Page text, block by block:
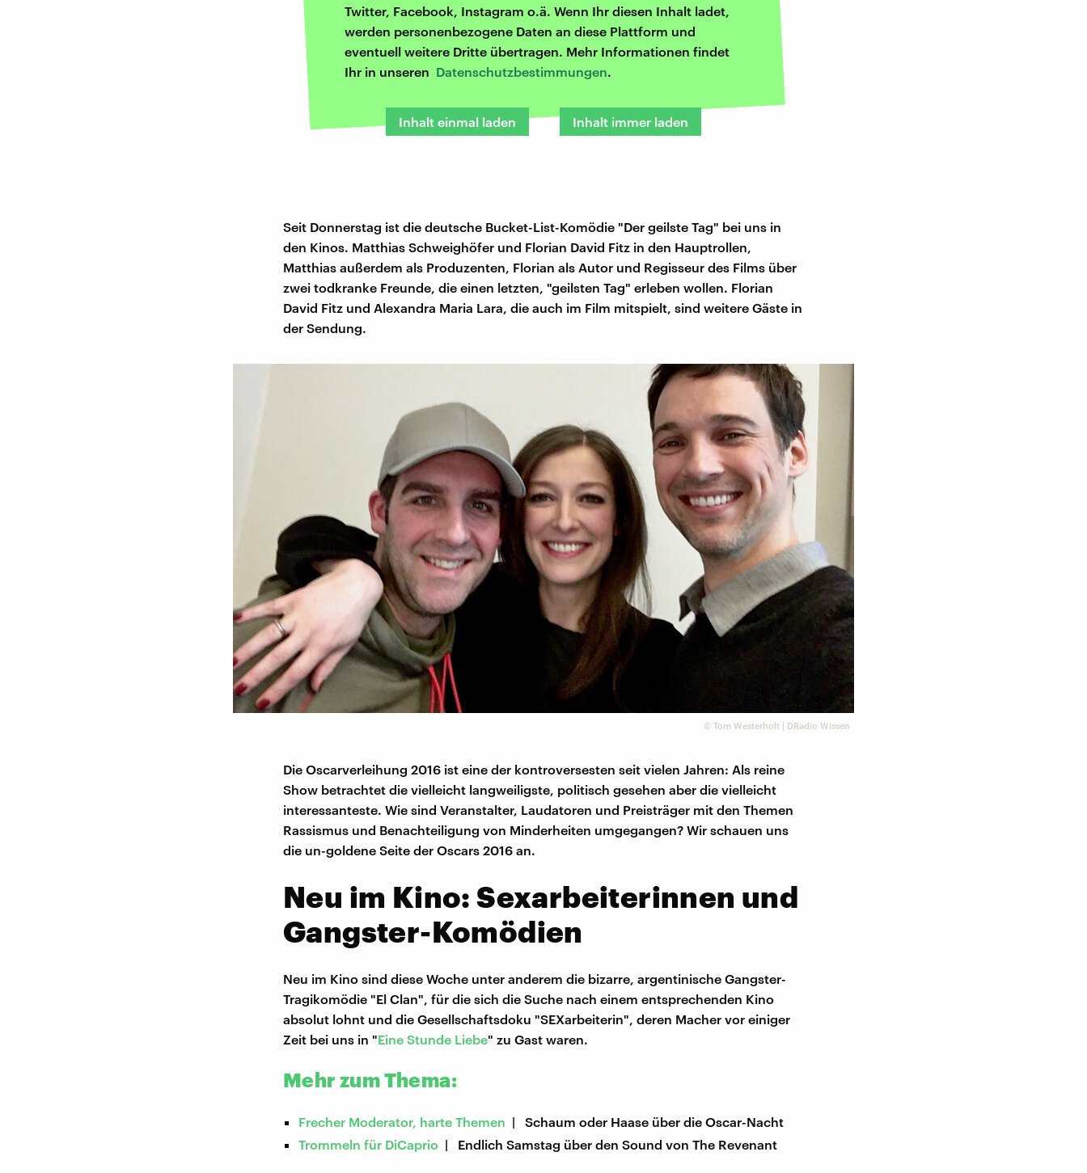
Twitter, Facebook, Instagram o.ä. Wenn Ihr diesen Inhalt ladet,
werden personenbezogene Daten an diese Plattform und
eventuell weitere Dritte übertragen. Mehr Informationen findet
Ihr in unseren Datenschutzbestimmungen.
Inhalt einmal laden Inhalt immer laden
Seit Donnerstag ist die deutsche Bucket-List-Komödie "Der geilste Tag" bei uns in
den Kinos. Matthias Schweighöfer und Florian David Fitz in den Hauptrollen,
Matthias außerdem als Produzenten, Florian als Autor und Regisseur des Films über
zwei todkranke Freunde, die einen letzten, "geilsten Tag" erleben wollen. Florian
David Fitz und Alexandra Maria Lara, die auch im Film mitspielt, sind weitere Gäste in
der Sendung.
© Tom Westerholt | DRadio Wissen
Die Oscarverleihung 2016 ist eine der kontroversesten seit vielen Jahren: Als reine
Show betrachtet die vielleicht langweiligste, politisch gesehen aber die vielleicht
interessanteste. Wie sind Veranstalter, Laudatoren und Preisträger mit den Themen
Rassismus und Benachteiligung von Minderheiten umgegangen? Wir schauen uns
die un-goldene Seite der Oscars 2016 an.
Neu im Kino: Sexarbeiterinnen und
Gangster-Komödien
Neu im Kino sind diese Woche unter anderem die bizarre, argentinische Gangster-
Tragikomödie "El Clan", für die sich die Suche nach einem entsprechenden Kino
absolut lohnt und die Gesellschaftsdoku "SEXarbeiterin", deren Macher vor einiger
Zeit bei uns in "Eine Stunde Liebe" zu Gast waren.
Mehr zum Thema:
Frecher Moderator, harte Themen | Schaum oder Haase über die Oscar-Nacht
Trommeln für DiCaprio | Endlich Samstag über den Sound von The Revenant